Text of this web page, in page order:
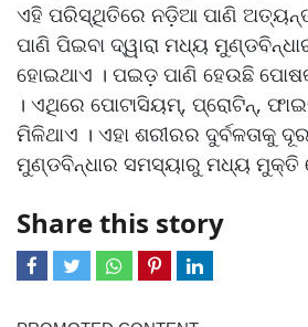
ଏହି ପରିସ୍ଥିତିରେ ନଡ଼ିଆ ପାଣି
ପାଣି ପିଇବା ଦ୍ୱାରା ମଧ୍ୟ
ହୋଇଥାଏ । ପଇଡ଼ ପାଣି ହେଉଛି
। ଏଥିରେ ପୋଟାସିୟମ୍, ପ୍ରୋଟିନ୍,
ମିଳିଥାଏ । ଏହା ଶରୀରର ଦୁର୍ବଳତାକୁ
ମୁଣ୍ଡବିନ୍ଧାର ସମସ୍ୟାରୁ ମଧ୍ୟ ମୁକ୍ତି
Share this story